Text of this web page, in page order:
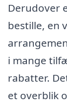
Derudover
bestille, en
i mange
rabatter.
et overblik